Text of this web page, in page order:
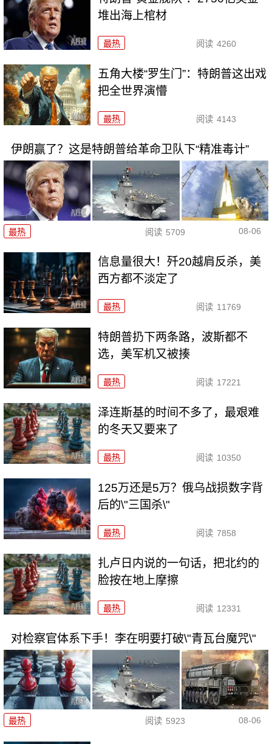
堆出海上棺材
最热 阅读 4260
五角大楼“罗生门”：特朗普这出戏
把全世界演懵
最热 阅读 4143
伊朗赢了？这是特朗普给革命卫队下“精准毒计”
最热 阅读 5709 08-06
信息量很大！歼20越肩反杀，美
西方都不淡定了
最热 阅读 11769
特朗普扔下两条路，波斯都不
选，美军机又被揍
最热 阅读 17221
泽连斯基的时间不多了，最艰难
的冬天又要来了
最热 阅读 10350
125万还是5万？俄乌战损数字背
后的\"三国杀\"
最热 阅读 7858
扎卢日内说的一句话，把北约的
脸按在地上摩擦
最热 阅读 12331
对检察官体系下手！李在明要打破\"青瓦台魔咒\"
最热 阅读 5923 08-06